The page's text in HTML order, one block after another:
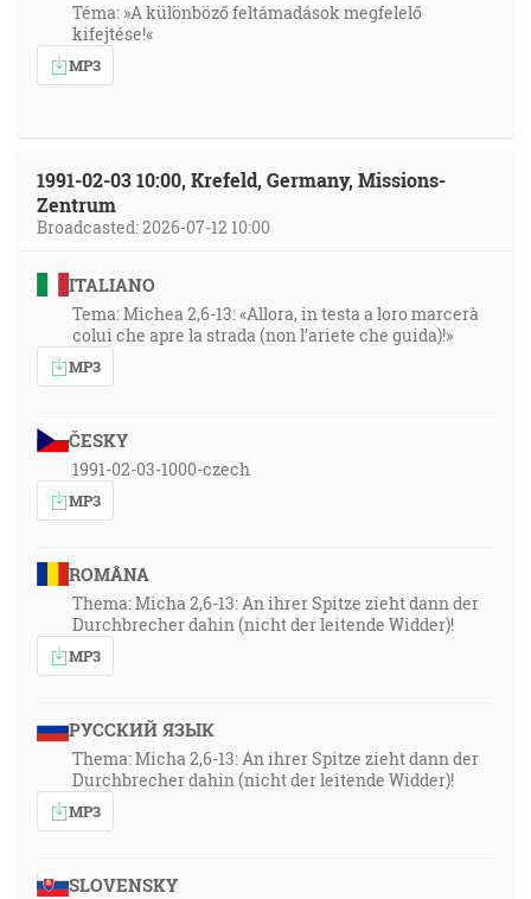
Téma: »A különböző feltámadások megfelelő
kifejtése!«
MP3
1991-02-03 10:00, Krefeld, Germany, Missions-
Zentrum
Broadcasted: 2026-07-12 10:00
ITALIANO
Tema: Michea 2,6-13: «Allora, in testa a loro marcerà
colui che apre la strada (non l’ariete che guida)!»
MP3
ČESKY
1991-02-03-1000-czech
MP3
ROMÂNA
Thema: Micha 2,6-13: An ihrer Spitze zieht dann der
Durchbrecher dahin (nicht der leitende Widder)!
MP3
РУССКИЙ ЯЗЫК
Thema: Micha 2,6-13: An ihrer Spitze zieht dann der
Durchbrecher dahin (nicht der leitende Widder)!
MP3
SLOVENSKY